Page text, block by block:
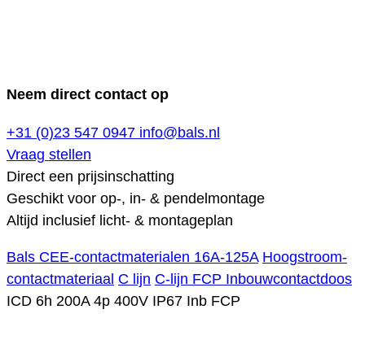
Neem direct contact op
+31 (0)23 547 0947 info@bals.nl
Vraag stellen
Direct een prijsinschatting
Geschikt voor op-, in- & pendelmontage
Altijd inclusief licht- & montageplan
Bals CEE-contactmaterialen 16A-125A Hoogstroom-
contactmateriaal C lijn C-lijn FCP Inbouwcontactdoos
ICD 6h 200A 4p 400V IP67 Inb FCP